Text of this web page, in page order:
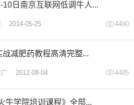
10日南京互联网低调牛人...
2014-05-25 4490
减肥药教程高清完整...
广 2012-08-04 4485
牛学院培训课程》全部...